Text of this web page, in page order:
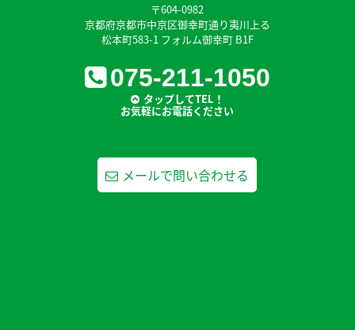
〒604-0982
京都府京都市中京区御幸町通り夷川上る
松本町583-1 フォルム御幸町 B1F
075-211-1050
タップしてTEL！
お気軽にお電話ください
メールで問い合わせる